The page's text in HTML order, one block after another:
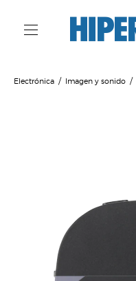
Electrónica Imagen y sonido